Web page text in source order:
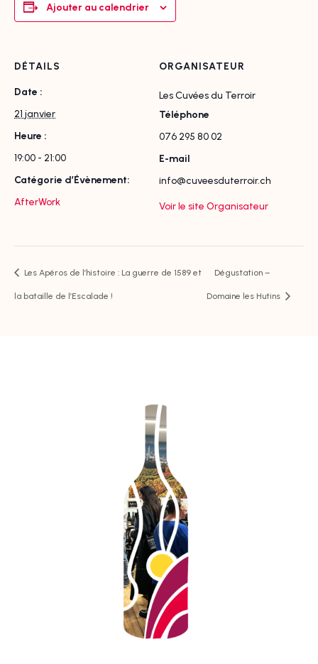
Ajouter au calendrier
DÉTAILS
Date :
21 janvier
Heure :
19:00 - 21:00
Catégorie d’Évènement:
AfterWork
ORGANISATEUR
Les Cuvées du Terroir
Téléphone
076 295 80 02
E-mail
info@cuveesduterroir.ch
Voir le site Organisateur
Les Apéros de l’histoire : La guerre de 1589 et
la bataille de l’Escalade !
Dégustation –
Domaine les Hutins